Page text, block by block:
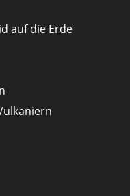
auf die Erde